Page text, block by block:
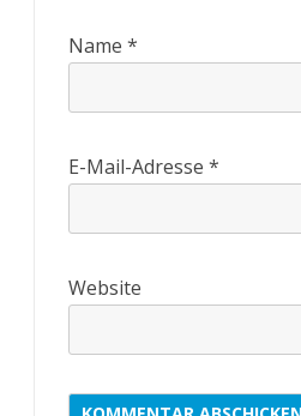
Name *
E-Mail-Adresse *
Website